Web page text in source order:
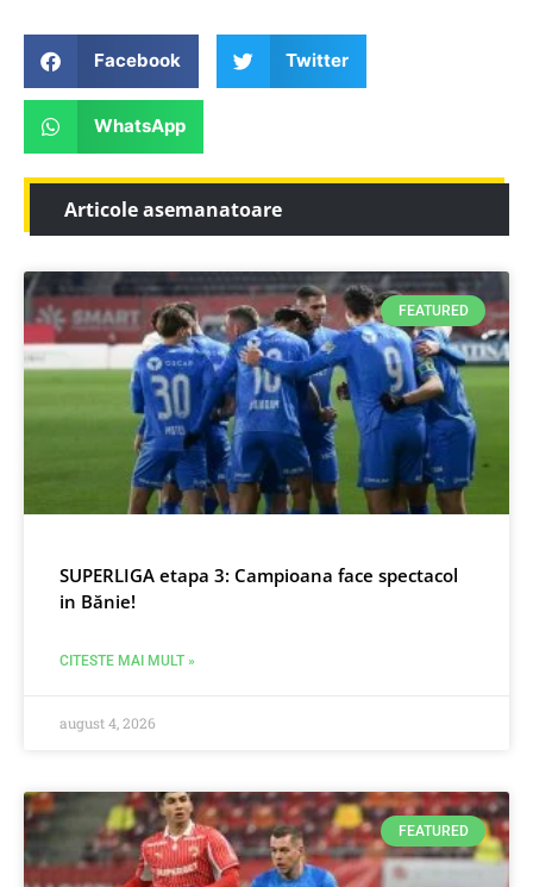
Facebook Twitter
WhatsApp
Articole asemanatoare
FEATURED
SUPERLIGA etapa 3: Campioana face spectacol
in Bănie!
CITESTE MAI MULT »
august 4, 2026
FEATURED